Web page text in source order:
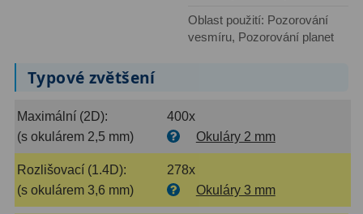
Binohlavy3
Ostatní1
Montáže93
Azimutální AZ5
Oblast použití: Pozorování
vesmíru, Pozorování planet
Typové zvětšení
Maximální (2D):
400x
(s okulárem 2,5 mm)
Okuláry 2 mm
Rozlišovací (1.4D):
278x
(s okulárem 3,6 mm)
Okuláry 3 mm